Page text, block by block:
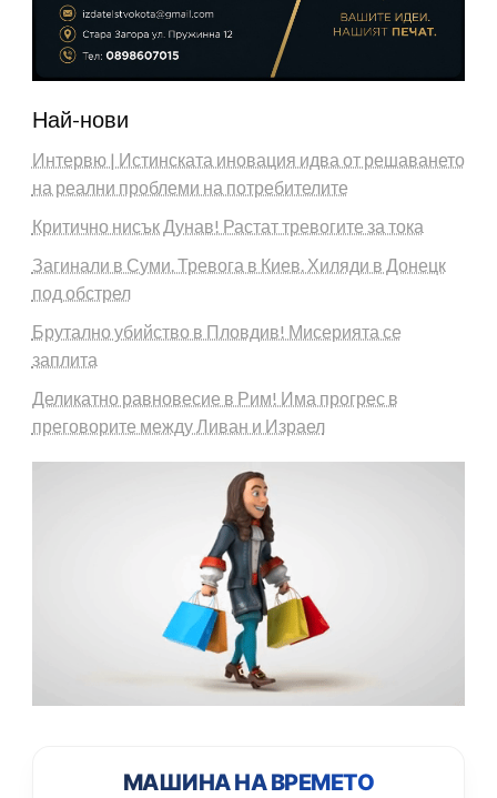
Най-нови
Интервю | Истинската иновация идва от решаването
на реални проблеми на потребителите
Критично нисък Дунав! Растат тревогите за тока
Загинали в Суми. Тревога в Киев. Хиляди в Донецк
под обстрел
Брутално убийство в Пловдив! Мисерията се
заплита
Деликатно равновесие в Рим! Има прогрес в
преговорите между Ливан и Израел
МАШИНА НА ВРЕМЕТО